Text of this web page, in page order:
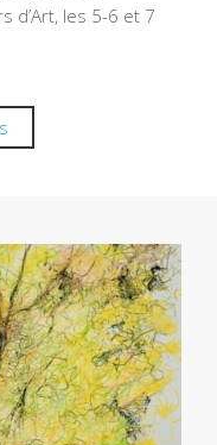
d’Art, les 5-6 et 7